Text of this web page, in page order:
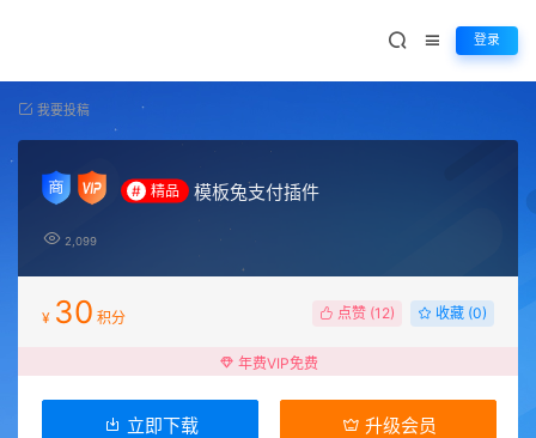
登录
我要投稿
# 精品 模板兔支付插件
2,099
¥ 30 积分 点赞 (12) 收藏 (0)
年费VIP免费
立即下载 升级会员